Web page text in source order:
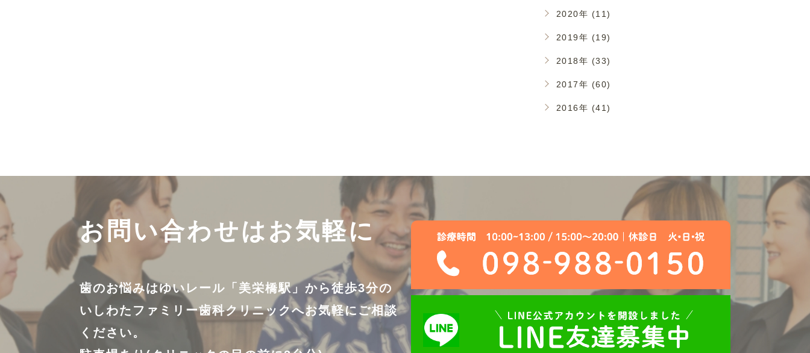
2020年 (11)
2019年 (19)
2018年 (33)
2017年 (60)
2016年 (41)
お問い合わせはお気軽に
歯のお悩みはゆいレール「美栄橋駅」から徒歩3分の
いしわたファミリー歯科クリニックへお気軽にご相談
ください。